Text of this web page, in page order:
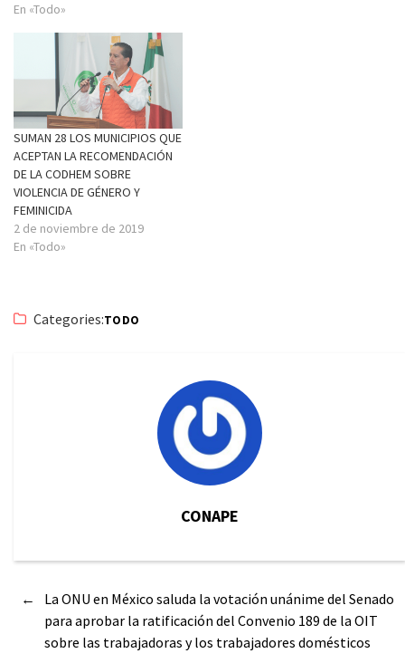
cuando se enfrenta la
Estado de México, 4 de Mayo
de 2020.- En el Día Mundial de…
En «Todo»
SUMAN 28 LOS MUNICIPIOS QUE
ACEPTAN LA RECOMENDACIÓN
DE LA CODHEM SOBRE
VIOLENCIA DE GÉNERO Y
FEMINICIDA
2 de noviembre de 2019
En «Todo»
Categories:TODO
CONAPE
←
La ONU en México saluda la votación unánime del Senado
para aprobar la ratificación del Convenio 189 de la OIT
sobre las trabajadoras y los trabajadores domésticos